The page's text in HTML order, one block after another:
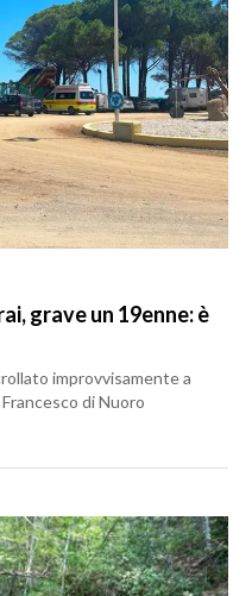
grave un 19enne: è
improvvisamente a
di Nuoro